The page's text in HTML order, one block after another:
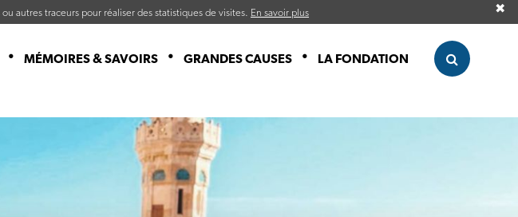
autres traceurs pour réaliser des statistiques de visites. En savoir plus ✖
MÉMOIRES & SAVOIRS GRANDES CAUSES LA FONDATION